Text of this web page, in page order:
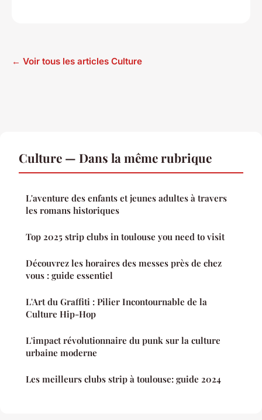
← Voir tous les articles Culture
Culture — Dans la même rubrique
L'aventure des enfants et jeunes adultes à travers
les romans historiques
Top 2025 strip clubs in toulouse you need to visit
Découvrez les horaires des messes près de chez
vous : guide essentiel
L'Art du Graffiti : Pilier Incontournable de la
Culture Hip-Hop
L'impact révolutionnaire du punk sur la culture
urbaine moderne
Les meilleurs clubs strip à toulouse: guide 2024